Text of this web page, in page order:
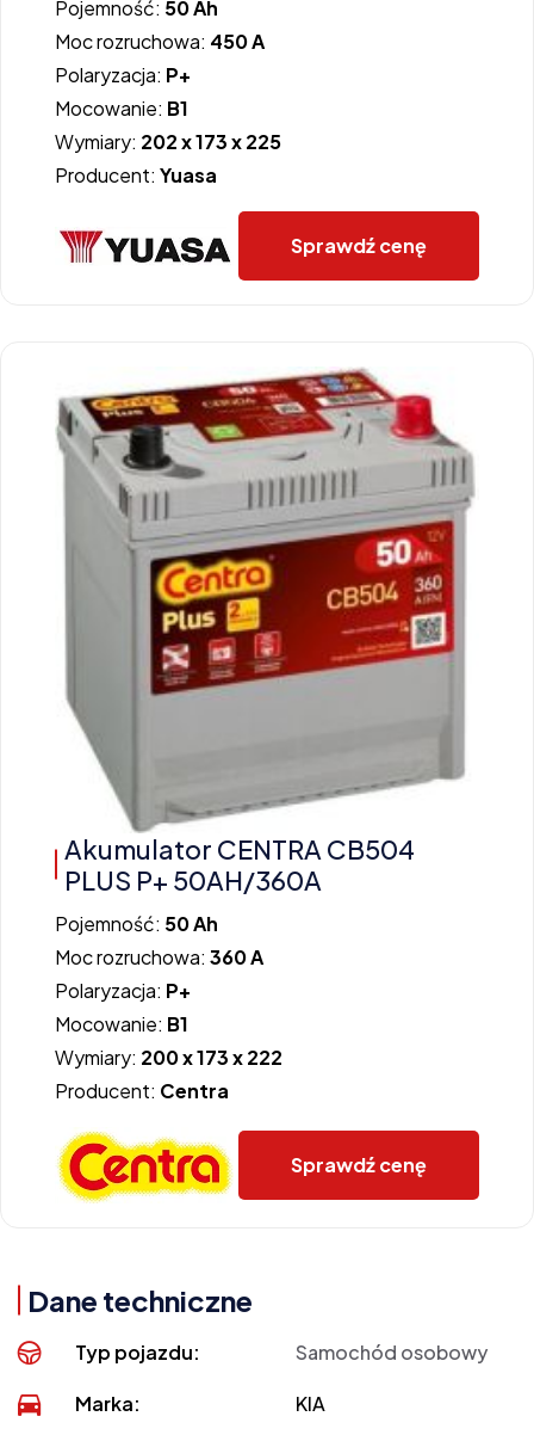
Pojemność: 50 Ah
Moc rozruchowa: 450 A
Polaryzacja: P+
Mocowanie: B1
Wymiary: 202 x 173 x 225
Producent: Yuasa
Sprawdź cenę
Akumulator CENTRA CB504
PLUS P+ 50AH/360A
Pojemność: 50 Ah
Moc rozruchowa: 360 A
Polaryzacja: P+
Mocowanie: B1
Wymiary: 200 x 173 x 222
Producent: Centra
Sprawdź cenę
Dane techniczne
Typ pojazdu: Samochód osobowy
Marka: KIA